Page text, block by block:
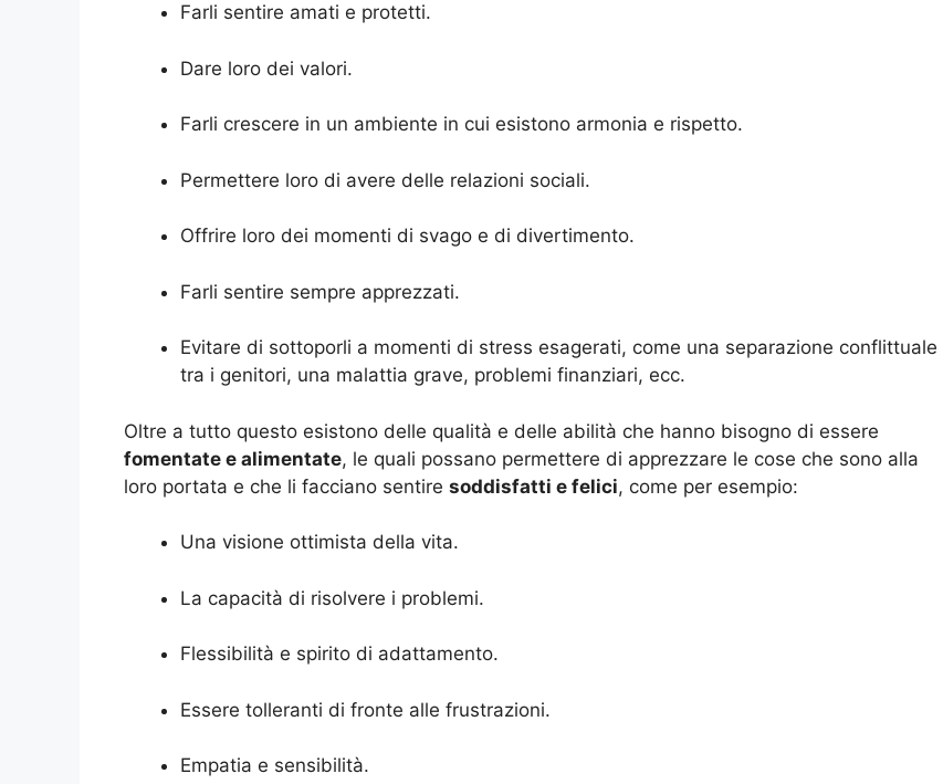
Farli sentire amati e protetti.
Dare loro dei valori.
Farli crescere in un ambiente in cui esistono armonia e rispetto.
Permettere loro di avere delle relazioni sociali.
Offrire loro dei momenti di svago e di divertimento.
Farli sentire sempre apprezzati.
Evitare di sottoporli a momenti di stress esagerati, come una separazione conflittuale
tra i genitori, una malattia grave, problemi finanziari, ecc.
Oltre a tutto questo esistono delle qualità e delle abilità che hanno bisogno di essere
fomentate e alimentate, le quali possano permettere di apprezzare le cose che sono alla
loro portata e che li facciano sentire soddisfatti e felici, come per esempio:
Una visione ottimista della vita.
La capacità di risolvere i problemi.
Flessibilità e spirito di adattamento.
Essere tolleranti di fronte alle frustrazioni.
Empatia e sensibilità.